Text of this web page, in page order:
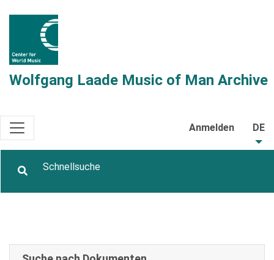
Wolfgang Laade Music of Man Archive
Anmelden DE